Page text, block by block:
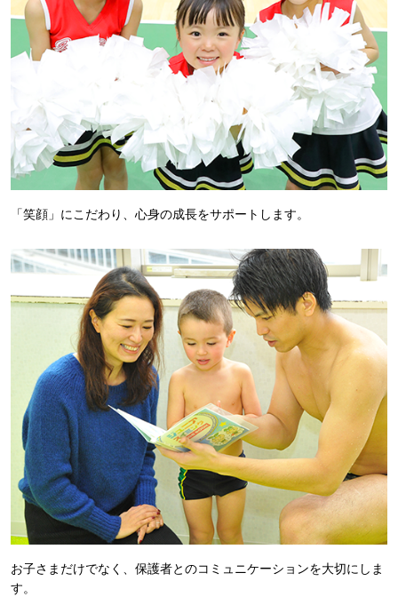
「笑顔」にこだわり、心身の成長をサポートします。
お子さまだけでなく、保護者とのコミュニケーションを大切にしま
す。